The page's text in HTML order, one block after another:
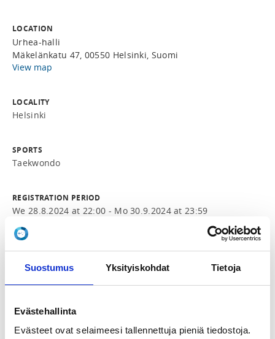
Suostumus Yksityiskohdat Tietoja
Evästehallinta
Evästeet ovat selaimeesi tallennettuja pieniä tiedostoja.
LOCATION
Urhea-halli
Mäkelänkatu 47, 00550 Helsinki, Suomi
View map
LOCALITY
Helsinki
SPORTS
Taekwondo
REGISTRATION PERIOD
We 28.8.2024 at 22:00 - Mo 30.9.2024 at 23:59
Essi Labart
0401393933